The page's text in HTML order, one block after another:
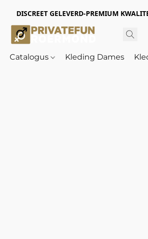
DISCREET GELEVERD-PREMIUM
Catalogus Kleding Dames